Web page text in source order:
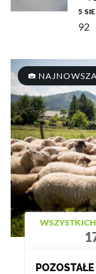
5
92
POZOSTAŁE